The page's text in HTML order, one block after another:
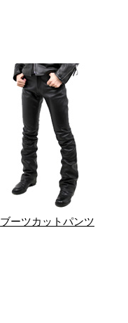
ブーツカットパンツ